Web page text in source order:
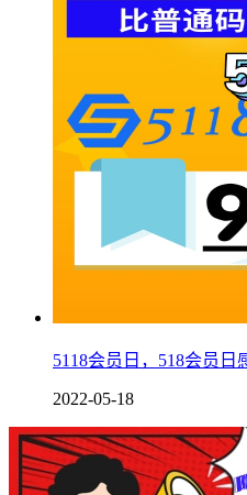
5118会员日，518会员日
2022-05-18